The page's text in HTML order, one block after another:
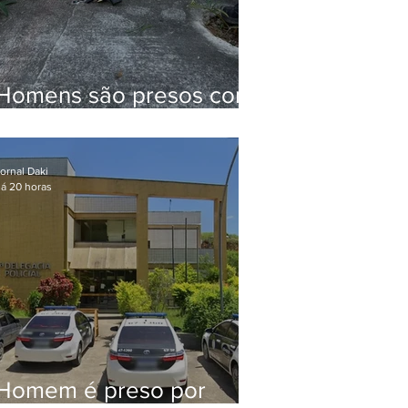
são presos com
Brejal
é preso por
Daki
20 horas